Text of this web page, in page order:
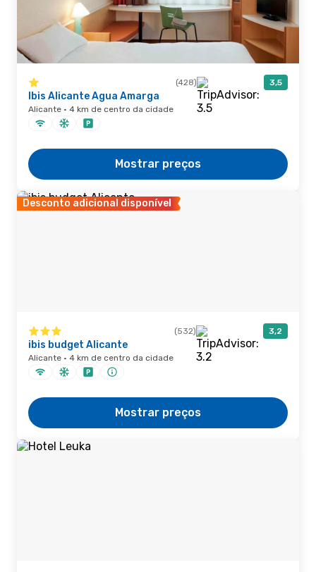
(428) 3,5
Ibis Alicante Agua Amarga
Alicante · 4 km de centro da cidade
Mostrar preços
Desconto adicional disponível
(532) 3,2
ibis budget Alicante
Alicante · 4 km de centro da cidade
Mostrar preços